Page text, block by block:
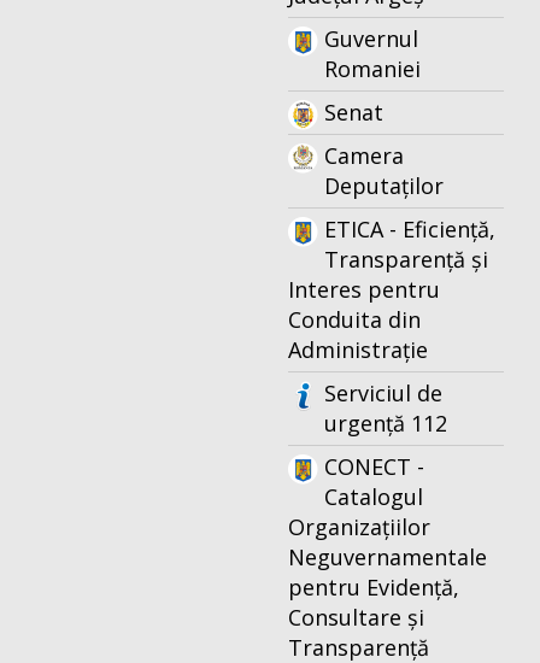
Guvernul
Romaniei
Senat
Camera
Deputaților
ETICA - Eficiență,
Transparență și
Interes pentru
Conduita din
Administrație
Serviciul de
urgență 112
CONECT -
Catalogul
Organizațiilor
Neguvernamentale
pentru Evidență,
Consultare și
Transparență